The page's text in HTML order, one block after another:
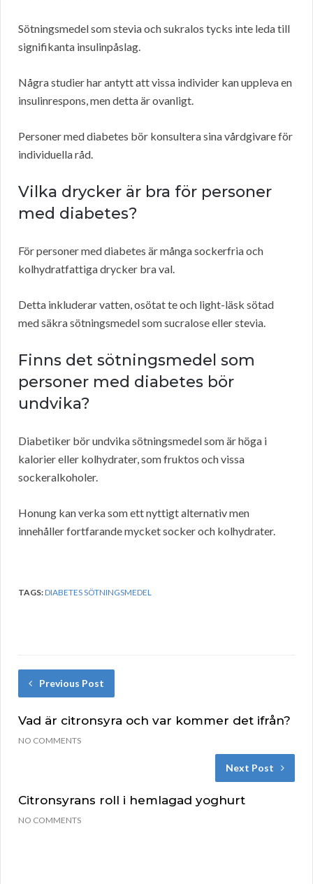
Sötningsmedel som stevia och sukralos tycks inte leda till
signifikanta insulinpåslag.
Några studier har antytt att vissa individer kan uppleva en
insulinrespons, men detta är ovanligt.
Personer med diabetes bör konsultera sina vårdgivare för
individuella råd.
Vilka drycker är bra för personer
med diabetes?
För personer med diabetes är många sockerfria och
kolhydratfattiga drycker bra val.
Detta inkluderar vatten, osötat te och light-läsk sötad
med säkra sötningsmedel som sucralose eller stevia.
Finns det sötningsmedel som
personer med diabetes bör
undvika?
Diabetiker bör undvika sötningsmedel som är höga i
kalorier eller kolhydrater, som fruktos och vissa
sockeralkoholer.
Honung kan verka som ett nyttigt alternativ men
innehåller fortfarande mycket socker och kolhydrater.
TAGS:DIABETES SÖTNINGSMEDEL
Previous Post
Vad är citronsyra och var kommer det ifrån?
NO COMMENTS
Next Post
Citronsyrans roll i hemlagad yoghurt
NO COMMENTS